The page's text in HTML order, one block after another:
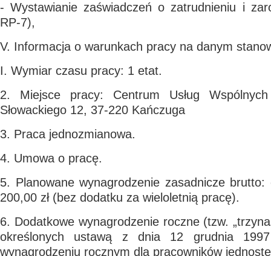
- Wystawianie zaświadczeń o zatrudnieniu i
RP-7),
V. Informacja o warunkach pracy na danym
I. Wymiar czasu pracy: 1 etat.
2. Miejsce pracy: Centrum Usług
Słowackiego 12, 37-220 Kańczuga
3. Praca jednozmianowa.
4. Umowa o pracę.
5. Planowane wynagrodzenie zasadnicze
200,00 zł (bez dodatku za wieloletnią pracę).
6. Dodatkowe wynagrodzenie roczne (tzw.
określonych ustawą z dnia 12 grudnia
wynagrodzeniu rocznym dla pracowników